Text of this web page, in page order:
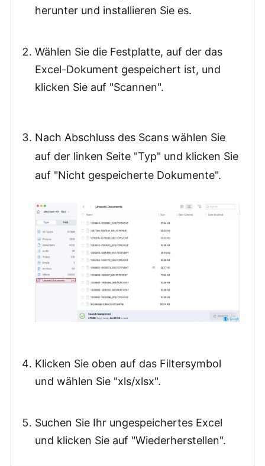
herunter und installieren Sie es.
Wählen Sie die Festplatte, auf der das
Excel-Dokument gespeichert ist, und
klicken Sie auf "Scannen".
Nach Abschluss des Scans wählen Sie
auf der linken Seite "Typ" und klicken Sie
auf "Nicht gespeicherte Dokumente".
Klicken Sie oben auf das Filtersymbol
und wählen Sie "xls/xlsx".
Suchen Sie Ihr ungespeichertes Excel
und klicken Sie auf "Wiederherstellen".